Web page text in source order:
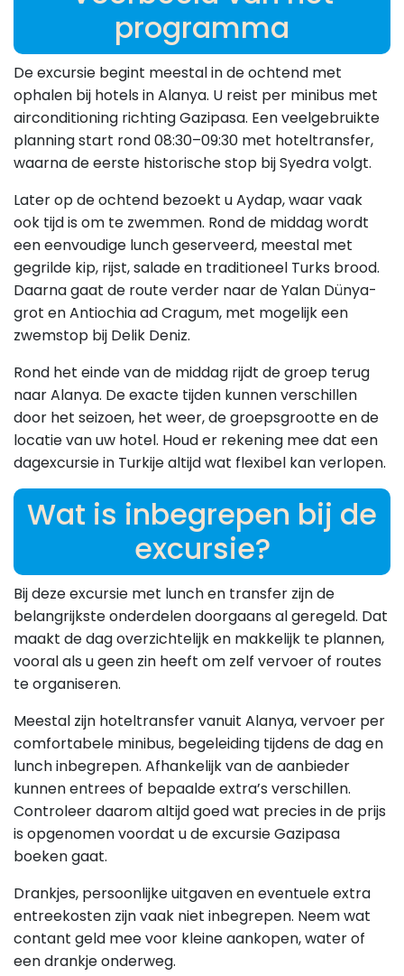
programma
De excursie begint meestal in de ochtend met
ophalen bij hotels in Alanya. U reist per minibus met
airconditioning richting Gazipasa. Een veelgebruikte
planning start rond 08:30–09:30 met hoteltransfer,
waarna de eerste historische stop bij Syedra volgt.
Later op de ochtend bezoekt u Aydap, waar vaak
ook tijd is om te zwemmen. Rond de middag wordt
een eenvoudige lunch geserveerd, meestal met
gegrilde kip, rijst, salade en traditioneel Turks brood.
Daarna gaat de route verder naar de Yalan Dünya-
grot en Antiochia ad Cragum, met mogelijk een
zwemstop bij Delik Deniz.
Rond het einde van de middag rijdt de groep terug
naar Alanya. De exacte tijden kunnen verschillen
door het seizoen, het weer, de groepsgrootte en de
locatie van uw hotel. Houd er rekening mee dat een
dagexcursie in Turkije altijd wat flexibel kan verlopen.
Wat is inbegrepen bij de
excursie?
Bij deze excursie met lunch en transfer zijn de
belangrijkste onderdelen doorgaans al geregeld. Dat
maakt de dag overzichtelijk en makkelijk te plannen,
vooral als u geen zin heeft om zelf vervoer of routes
te organiseren.
Meestal zijn hoteltransfer vanuit Alanya, vervoer per
comfortabele minibus, begeleiding tijdens de dag en
lunch inbegrepen. Afhankelijk van de aanbieder
kunnen entrees of bepaalde extra’s verschillen.
Controleer daarom altijd goed wat precies in de prijs
is opgenomen voordat u de excursie Gazipasa
boeken gaat.
Drankjes, persoonlijke uitgaven en eventuele extra
entreekosten zijn vaak niet inbegrepen. Neem wat
contant geld mee voor kleine aankopen, water of
een drankje onderweg.